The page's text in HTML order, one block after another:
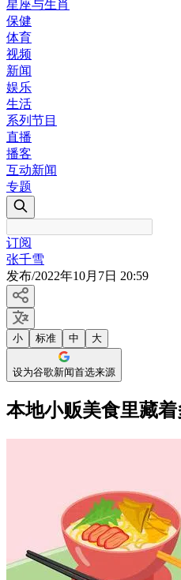
星座与生肖
保健
体育
视频
新闻
娱乐
生活
系列节目
直播
播客
互动新闻
专题
订阅
张千雪
发布/2022年10月7日 20:59
小 标准 中 大
设为谷歌新闻首选来源
本地小贩美食里藏着